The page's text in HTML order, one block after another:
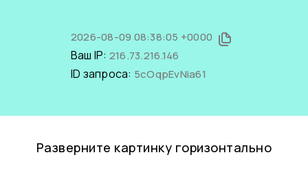
2026-08-09 08:38:05 +0000
Ваш IP: 216.73.216.146
ID запроса: 5cOqpEvNia61
Разверните картинку горизонтально